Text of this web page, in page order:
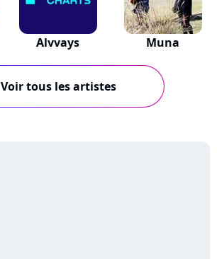
Alvvays Muna
Voir tous les artistes